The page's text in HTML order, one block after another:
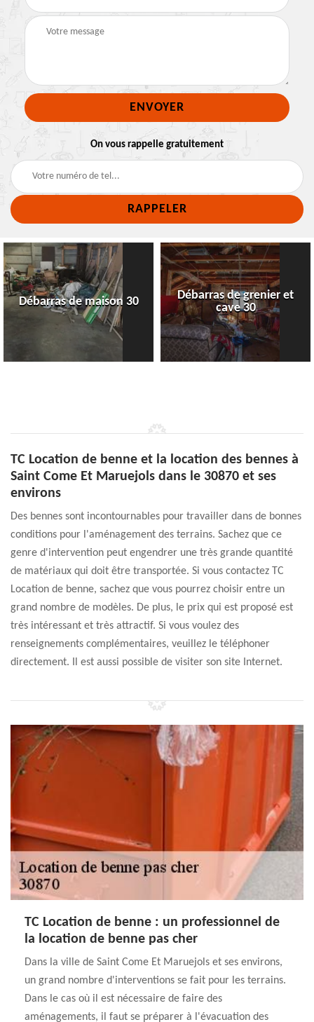
On vous rappelle gratuitement
Débarras de maison 30
Débarras de grenier et
cave 30
TC Location de benne et la location des bennes à
Saint Come Et Maruejols dans le 30870 et ses
environs
Des bennes sont incontournables pour travailler dans de bonnes
conditions pour l'aménagement des terrains. Sachez que ce
genre d'intervention peut engendrer une très grande quantité
de matériaux qui doit être transportée. Si vous contactez TC
Location de benne, sachez que vous pourrez choisir entre un
grand nombre de modèles. De plus, le prix qui est proposé est
très intéressant et très attractif. Si vous voulez des
renseignements complémentaires, veuillez le téléphoner
directement. Il est aussi possible de visiter son site Internet.
TC Location de benne : un professionnel de
la location de benne pas cher
Dans la ville de Saint Come Et Maruejols et ses environs,
un grand nombre d'interventions se fait pour les terrains.
Dans le cas où il est nécessaire de faire des
aménagements, il faut se préparer à l'évacuation des